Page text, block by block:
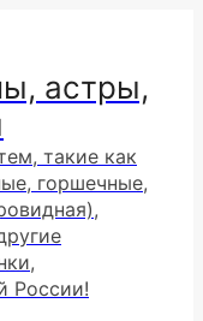
астры,
такие как
горшечные,
России!